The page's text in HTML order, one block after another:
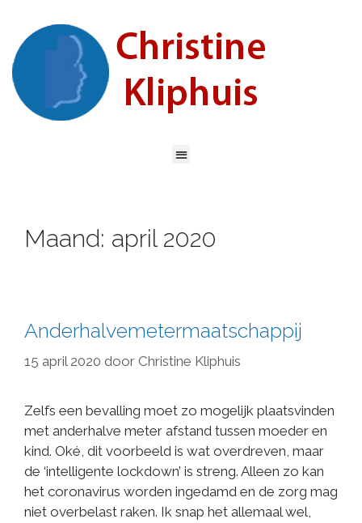
Maand: april 2020
Anderhalvemetermaatschappij
15 april 2020 door Christine Kliphuis
Zelfs een bevalling moet zo mogelijk plaatsvinden
met anderhalve meter afstand tussen moeder en
kind. Oké, dit voorbeeld is wat overdreven, maar
de ‘intelligente lockdown’ is streng. Alleen zo kan
het coronavirus worden ingedamd en de zorg mag
niet overbelast raken. Ik snap het allemaal wel,